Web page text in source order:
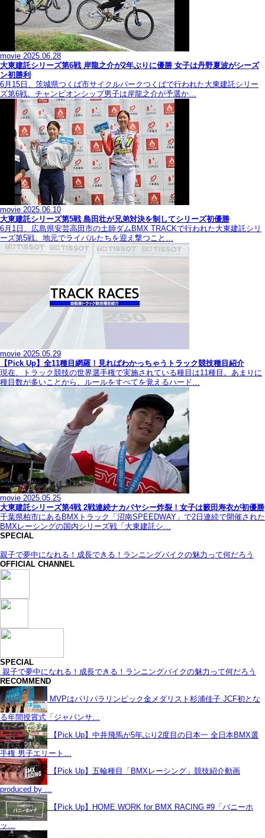
movie 2025.06.28
大東建託シリーズ第6戦 岸龍之介が2年ぶりに優勝 女子は丹野夏波がシーズ
ン初勝利
6月15日、茨城県つくば市サイクルパークつくばで行われた大東建託シリー
ズ第6戦。チャンピオンシップ男子は岸龍之介が予選か…
movie 2025.06.10
大東建託シリーズ第5戦 島田壮が兄弟対決を制してシリーズ初優勝
6月1日、広島県安芸高田市の土師ダムBMX TRACKで行われた大東建託シリ
ーズ第5戦。地元でライバルたちを迎え撃つこと…
movie 2025.05.29
【Pick Up】全11種目網羅！見ればわかっちゃうトラック競技種目紹介
現在、トラック競技の世界選手権で実施されている種目は11種目。あまりに
種目数が多いことから、ルールをすべてを覚えるハード…
movie 2025.05.25
大東建託シリーズ第4戦 2戦連続ナカバヤシー炸裂！女子は籔田寿衣が初優勝
千葉県柏市にあるBMXトラック「沼南SPEEDWAY」で2日連続で開催された
BMXレーシングの国内シリーズ戦「大東建託シ…
SPECIAL
親子で夢中になれる！成長できる！ランニングバイクの魅力って何だろう
OFFICIAL CHANNEL
SPECIAL
親子で夢中になれる！成長できる！ランニングバイクの魅力って何だろう
RECOMMEND
MVPはパリパラリンピック金メダリスト杉浦佳子 JCF初とな
る年間授賞式「ジャパンサ…
【Pick Up】中井飛馬が5年ぶり2度目の日本一 全日本BMX選
手権 男子エリート…
【Pick Up】五輪種目「BMXレーシング」競技紹介動画
produced by …
【Pick Up】HOME WORK for BMX RACING #9「バニーホ
ッ…